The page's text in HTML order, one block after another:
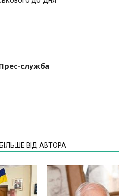
Прес-служба
БІЛЬШЕ ВІД АВТОРА